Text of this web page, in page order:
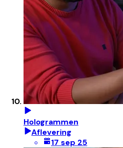
Hologrammen
Aflevering
17 sep 25